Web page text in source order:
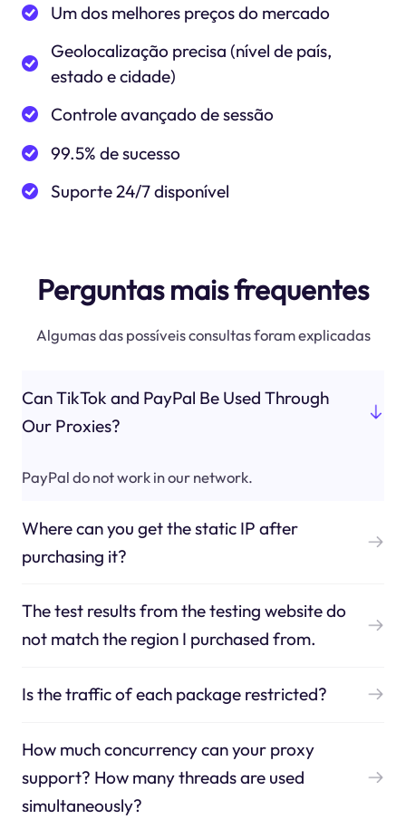
Um dos melhores preços do mercado
Geolocalização precisa (nível de país,
estado e cidade)
Controle avançado de sessão
99.5% de sucesso
Suporte 24/7 disponível
Perguntas mais frequentes
Algumas das possíveis consultas foram explicadas
Can TikTok and PayPal Be Used Through
Our Proxies?
PayPal do not work in our network.
Where can you get the static IP after
purchasing it?
The test results from the testing website do
not match the region I purchased from.
Is the traffic of each package restricted?
How much concurrency can your proxy
support? How many threads are used
simultaneously?